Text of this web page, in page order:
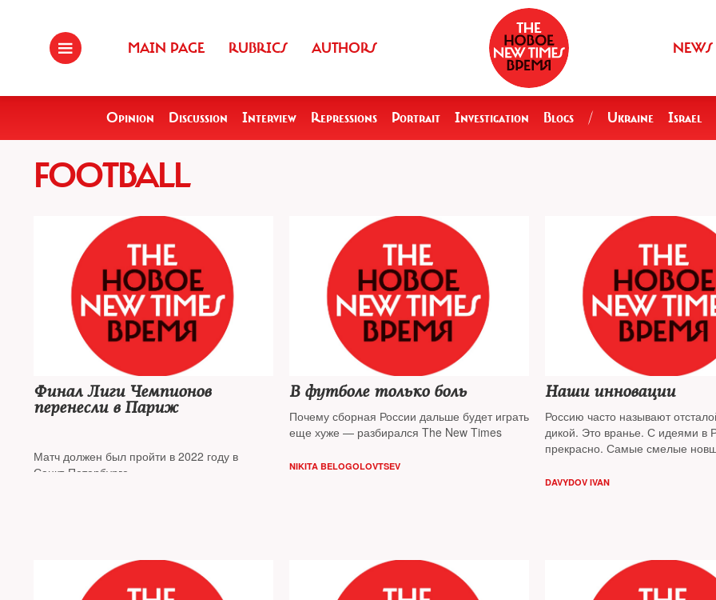
MAIN PAGE RUBRICS AUTHORS NEWS
Opinion Discussion Interview Repressions Portrait Investigation Blogs / Ukraine Israel
FOOTBALL
Финал Лиги Чемпионов
перенесли в Париж
Матч должен был пройти в 2022 году в
Санкт-Петербурге
В футболе только боль
Почему сборная России дальше будет играть
еще хуже — разбирался The New Times
NIKITA BELOGOLOVTSEV
Наши инновации
Россию часто называют
дикой. Это вранье. С идеями в
прекрасно. Самые смелые
DAVYDOV IVAN